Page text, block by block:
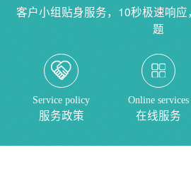
客户小组贴身服务，10秒极速响
题
Service policy
服务政策
Online services
在线服务